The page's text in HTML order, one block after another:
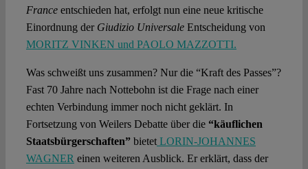
France entschieden hat, erfolgt nun eine neue kritische
Einordnung der Giudizio UniversaleEntscheidung von
MORITZ VINKEN und PAOLO MAZZOTTI.
Was schweißt uns zusammen? Nur die “Kraft des Passes”?
Fast 70 Jahre nach Nottebohn ist die Frage nach einer
echten Verbindung immer noch nicht geklärt. In
Fortsetzung von Weilers Debatte über die “käuflichen
Staatsbürgerschaften”bietetLORIN-JOHANNES
WAGNER einen weiteren Ausblick. Er erklärt, dass der